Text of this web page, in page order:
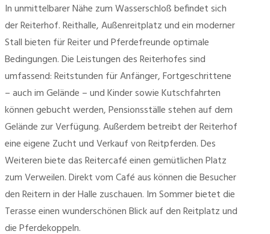
In unmittelbarer Nähe zum Wasserschloß befindet sich
der Reiterhof. Reithalle, Außenreitplatz und ein moderner
Stall bieten für Reiter und Pferdefreunde optimale
Bedingungen. Die Leistungen des Reiterhofes sind
umfassend: Reitstunden für Anfänger, Fortgeschrittene
– auch im Gelände – und Kinder sowie Kutschfahrten
können gebucht werden, Pensionsställe stehen auf dem
Gelände zur Verfügung. Außerdem betreibt der Reiterhof
eine eigene Zucht und Verkauf von Reitpferden. Des
Weiteren biete das Reitercafé einen gemütlichen Platz
zum Verweilen. Direkt vom Café aus können die Besucher
den Reitern in der Halle zuschauen. Im Sommer bietet die
Terasse einen wunderschönen Blick auf den Reitplatz und
die Pferdekoppeln.